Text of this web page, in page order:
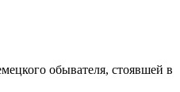
обывателя, стоявшей в